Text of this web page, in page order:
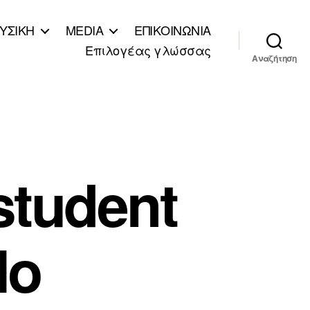
MEDIA
ΕΠΙΚΟΙΝΩΝΙΑ
Επιλογέας γλώσσας
Αναζήτηση